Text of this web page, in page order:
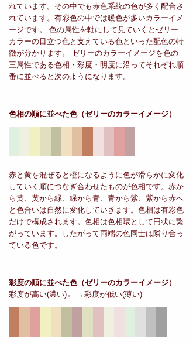
れています。その中でも赤色系統の色が多く配合さ
れています。有彩色の中では暖色が多いカラーイメ
ージです。 色の属性を軸にして見ていくとゼリー
カラーの目立つ色と支えている色といった配色の特
徴が分かります。 ゼリーのカラーイメージを色の
三属性である色相・彩度・明度に沿ってそれぞれ順
番に並べると次のようになります。
色相の順に並べた色（ゼリーのカラーイメージ）
赤と黄を混ぜると橙になるように色が滑らかに変化
していく順につなぎ合わせたものが色相です。赤か
ら黄、黄から緑、緑から青、青から紫、紫から赤へ
と色合いは自然に変化していきます。色相は有彩色
だけで構成されます。色相は色相環として円状に繋
がっています。したがって両端の色同士は隣り合っ
ている色です。
彩度の順に並べた色（ゼリーのカラーイメージ）
彩度が高い(濃い)← →彩度が低い(薄い)